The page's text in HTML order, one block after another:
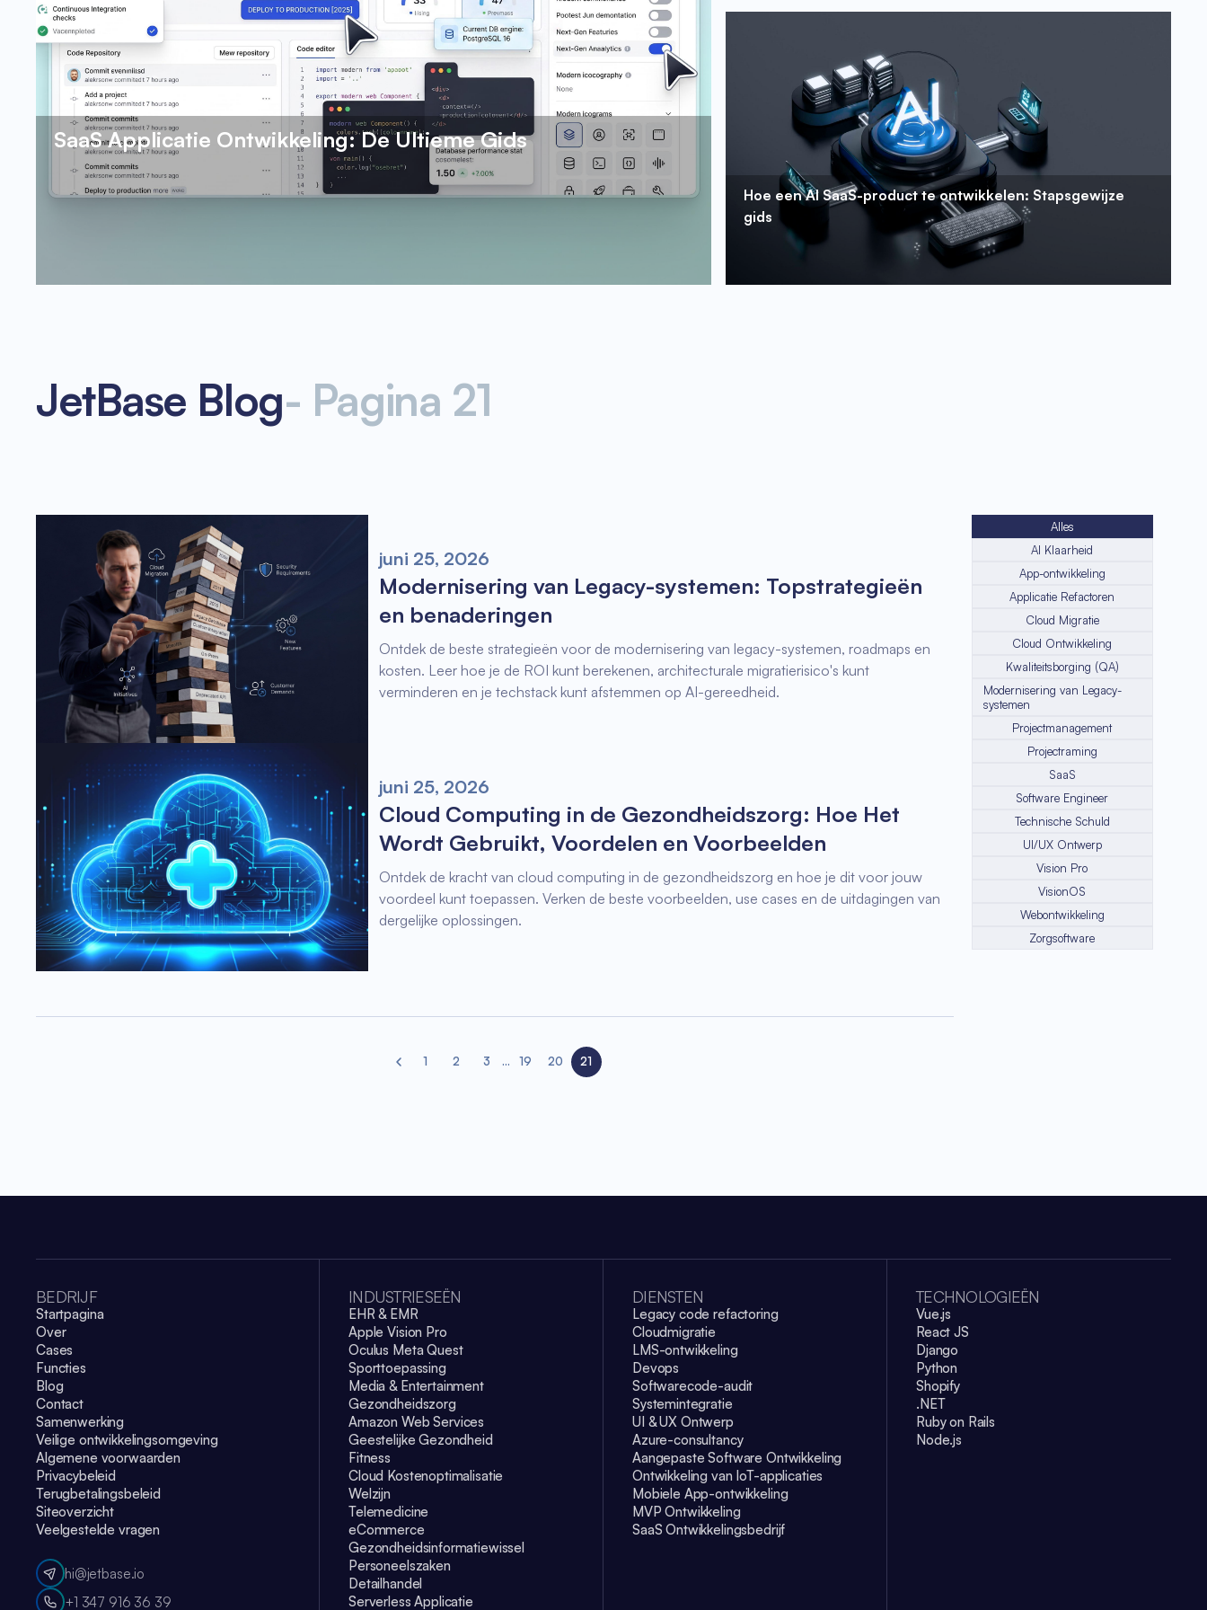
SaaS Applicatie Ontwikkeling: De Ultieme Gids
Hoe een AI SaaS-product te ontwikkelen: Stapsgewijze
gids
JetBase Blog- Pagina 21
juni 25, 2026
Modernisering van Legacy-systemen: Topstrategieën
en benaderingen
Ontdek de beste strategieën voor de modernisering van legacy-systemen, roadmaps en
kosten. Leer hoe je de ROI kunt berekenen, architecturale migratierisico's kunt
verminderen en je techstack kunt afstemmen op AI-gereedheid.
juni 25, 2026
Cloud Computing in de Gezondheidszorg: Hoe Het
Wordt Gebruikt, Voordelen en Voorbeelden
Ontdek de kracht van cloud computing in de gezondheidszorg en hoe je dit voor jouw
voordeel kunt toepassen. Verken de beste voorbeelden, use cases en de uitdagingen van
dergelijke oplossingen.
1 2 3 ... 19 20 21
Alles
AI Klaarheid
App-ontwikkeling
Applicatie Refactoren
Cloud Migratie
Cloud Ontwikkeling
Kwaliteitsborging (QA)
Modernisering van Legacy-
systemen
Projectmanagement
Projectraming
SaaS
Software Engineer
Technische Schuld
UI/UX Ontwerp
Vision Pro
VisionOS
Webontwikkeling
Zorgsoftware
BEDRIJF
Startpagina
Over
Cases
Functies
Blog
Contact
Samenwerking
Veilige ontwikkelingsomgeving
Algemene voorwaarden
Privacybeleid
Terugbetalingsbeleid
Siteoverzicht
Veelgestelde vragen
hi@jetbase.io
+1 347 916 36 39
INDUSTRIESEËN
EHR & EMR
Apple Vision Pro
Oculus Meta Quest
Sporttoepassing
Media & Entertainment
Gezondheidszorg
Amazon Web Services
Geestelijke Gezondheid
Fitness
Cloud Kostenoptimalisatie
Welzijn
Telemedicine
eCommerce
Gezondheidsinformatiewissel
Personeelszaken
Detailhandel
Serverless Applicatie
DIENSTEN
Legacy code refactoring
Cloudmigratie
LMS-ontwikkeling
Devops
Softwarecode-audit
Systemintegratie
UI & UX Ontwerp
Azure-consultancy
Aangepaste Software Ontwikkeling
Ontwikkeling van IoT-applicaties
Mobiele App-ontwikkeling
MVP Ontwikkeling
SaaS Ontwikkelingsbedrijf
TECHNOLOGIEËN
Vue.js
React JS
Django
Python
Shopify
.NET
Ruby on Rails
Node.js